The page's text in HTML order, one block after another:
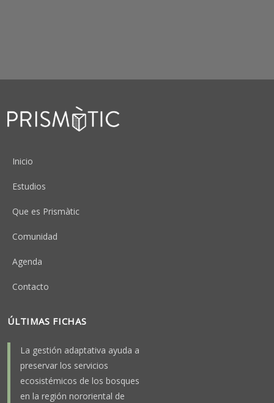
Peu
Inicio
Estudios
Que es Prismàtic
Comunidad
Agenda
Contacto
ÚLTIMAS FICHAS
La gestión adaptativa ayuda a
preservar los servicios
ecosistémicos de los bosques
en la región nororiental de